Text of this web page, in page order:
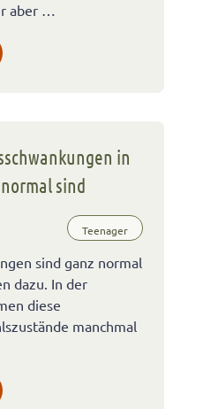
aber …
in
sind
Teenager
sind ganz normal
dazu. In der
diese
manchmal